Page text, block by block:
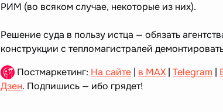
РИМ (во всяком случае, некоторые из них).
Решение суда в пользу истца — обязать
конструкции с тепломагистралей
Постмаркетинг: На сайте | в MAX | Telegram |
Дзен. Подпишись — ибо грядет!